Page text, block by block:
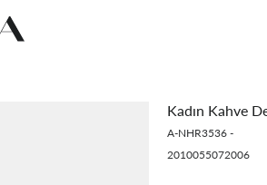
Kadın Kahve
A-NHR3536 -
2010055072006